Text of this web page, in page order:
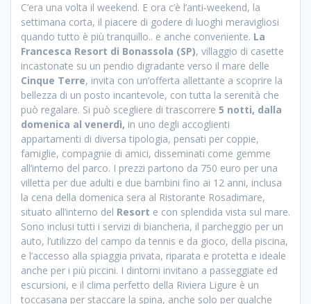
C’era una volta il weekend. E ora c’è l’anti-weekend, la
settimana corta, il piacere di godere di luoghi meravigliosi
quando tutto è più tranquillo.. e anche conveniente. La
Francesca Resort di Bonassola (SP), villaggio di casette
incastonate su un pendio digradante verso il mare delle
Cinque Terre, invita con un’offerta allettante a scoprire la
bellezza di un posto incantevole, con tutta la serenità che
può regalare. Si può scegliere di trascorrere 5 notti, dalla
domenica al venerdì, in uno degli accoglienti
appartamenti di diversa tipologia, pensati per coppie,
famiglie, compagnie di amici, disseminati come gemme
all’interno del parco. I prezzi partono da 750 euro per una
villetta per due adulti e due bambini fino ai 12 anni, inclusa
la cena della domenica sera al Ristorante Rosadimare,
situato all’interno del Resort e con splendida vista sul mare.
Sono inclusi tutti i servizi di biancheria, il parcheggio per un
auto, l’utilizzo del campo da tennis e da gioco, della piscina,
e l’accesso alla spiaggia privata, riparata e protetta e ideale
anche per i più piccini. I dintorni invitano a passeggiate ed
escursioni, e il clima perfetto della Riviera Ligure è un
toccasana per staccare la spina, anche solo per qualche